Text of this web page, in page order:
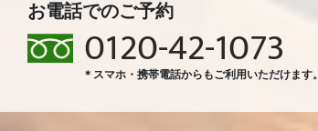
お電話でのご予約
0120-42-1073
＊スマホ・携帯電話からもご利用いただけます。